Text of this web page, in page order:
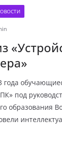
года
под
образования